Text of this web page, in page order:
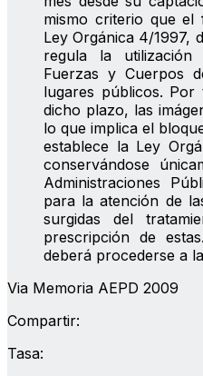
mismo criterio que
Ley Orgánica 4/1997,
regula la
Fuerzas y Cuerpos
lugares públicos.
dicho plazo, las
lo que implica el
establece la Ley
conservándose
Administraciones
para la atención de
surgidas del
prescripción de
deberá procederse a
Via Memoria AEPD 2009
Compartir:
Tasa: